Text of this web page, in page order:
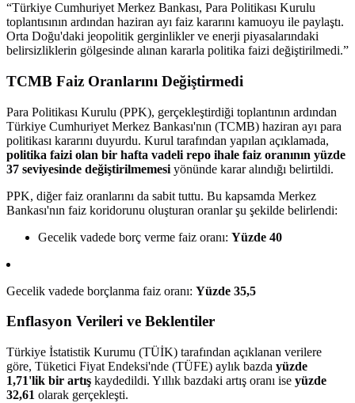
“Türkiye Cumhuriyet Merkez Bankası, Para Politikası Kurulu
toplantısının ardından haziran ayı faiz kararını kamuoyu ile paylaştı.
Orta Doğu'daki jeopolitik gerginlikler ve enerji piyasalarındaki
belirsizliklerin gölgesinde alınan kararla politika faizi değiştirilmedi.”
TCMB Faiz Oranlarını Değiştirmedi
Para Politikası Kurulu (PPK), gerçekleştirdiği toplantının ardından
Türkiye Cumhuriyet Merkez Bankası'nın (TCMB) haziran ayı para
politikası kararını duyurdu. Kurul tarafından yapılan açıklamada,
politika faizi olan bir hafta vadeli repo ihale faiz oranının yüzde
37 seviyesinde değiştirilmemesi yönünde karar alındığı belirtildi.
PPK, diğer faiz oranlarını da sabit tuttu. Bu kapsamda Merkez
Bankası'nın faiz koridorunu oluşturan oranlar şu şekilde belirlendi:
Gecelik vadede borç verme faiz oranı: Yüzde 40
Gecelik vadede borçlanma faiz oranı: Yüzde 35,5
Enflasyon Verileri ve Beklentiler
Türkiye İstatistik Kurumu (TÜİK) tarafından açıklanan verilere
göre, Tüketici Fiyat Endeksi'nde (TÜFE) aylık bazda yüzde
1,71'lik bir artış kaydedildi. Yıllık bazdaki artış oranı ise yüzde
32,61 olarak gerçekleşti.